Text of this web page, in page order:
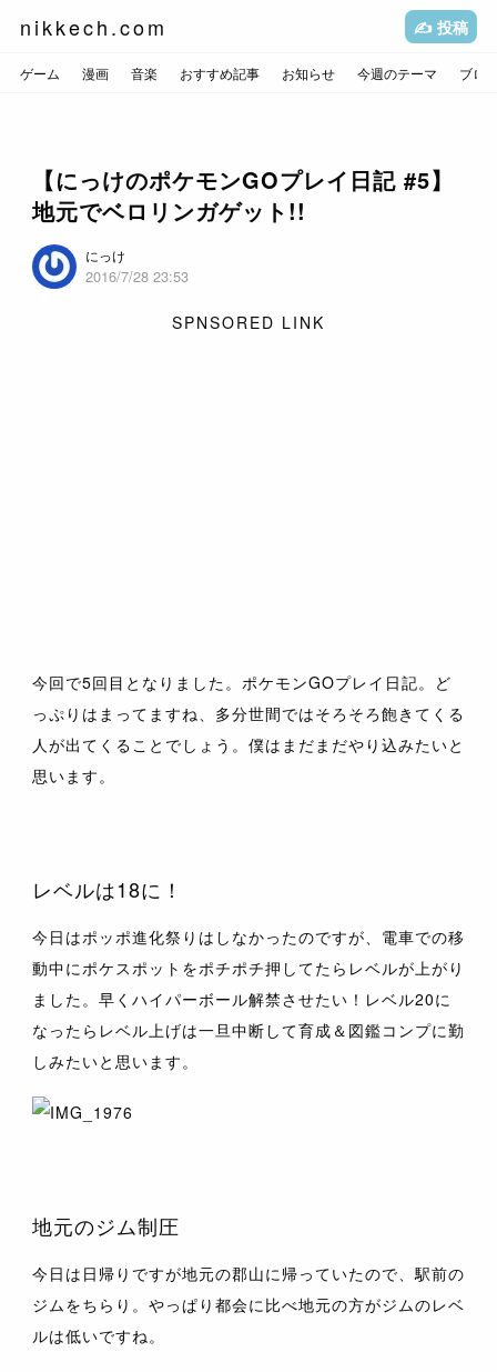
nikkech.com ✍️ 投稿
ゲーム 漫画 音楽 おすすめ記事 お知らせ 今週のテーマ ブロ
【にっけのポケモンGOプレイ日記 #5】
地元でベロリンガゲット!!
にっけ
2016/7/28 23:53
SPNSORED LINK
今回で5回目となりました。ポケモンGOプレイ日記。ど
っぷりはまってますね、多分世間ではそろそろ飽きてくる
人が出てくることでしょう。僕はまだまだやり込みたいと
思います。
レベルは18に！
今日はポッポ進化祭りはしなかったのですが、電車での移
動中にポケスポットをポチポチ押してたらレベルが上がり
ました。早くハイパーボール解禁させたい！レベル20に
なったらレベル上げは一旦中断して育成＆図鑑コンプに勤
しみたいと思います。
地元のジム制圧
今日は日帰りですが地元の郡山に帰っていたので、駅前の
ジムをちらり。やっぱり都会に比べ地元の方がジムのレベ
ルは低いですね。